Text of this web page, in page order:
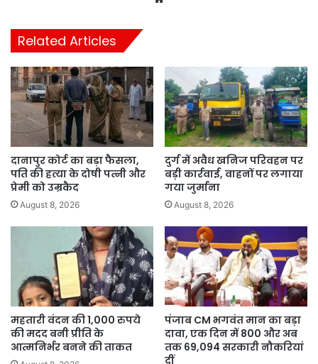
Related Articles
दानापुर कोर्ट का बड़ा फैसला,
पति की हत्या के दोषी पत्नी और
प्रेमी को उम्रकैद
August 8, 2026
दुर्ग में अवैध खनिज परिवहन पर
बड़ी कार्रवाई, वाहनों पर लगाया
गया जुर्माना
August 8, 2026
महतारी वंदन की 1,000 रुपये
की मदद बनी प्रीति के
आत्मनिर्भर बनने की ताकत
पंजाब CM भगवंत मान का बड़ा
दावा, एक दिन में 800 और अब
तक 69,094 सरकारी नौकरियां
दीं